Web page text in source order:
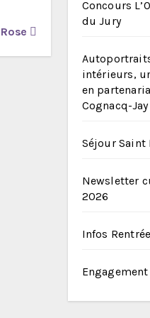
Concours
du Jury
intérieurs,
en
Cognacq-
Séjour Saint
Newsletter
2026
Infos